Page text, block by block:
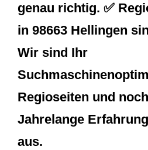
genau richtig. ✅
in 98663 Hellingen
Wir sind Ihr
Regioseiten und
Jahrelange
aus.